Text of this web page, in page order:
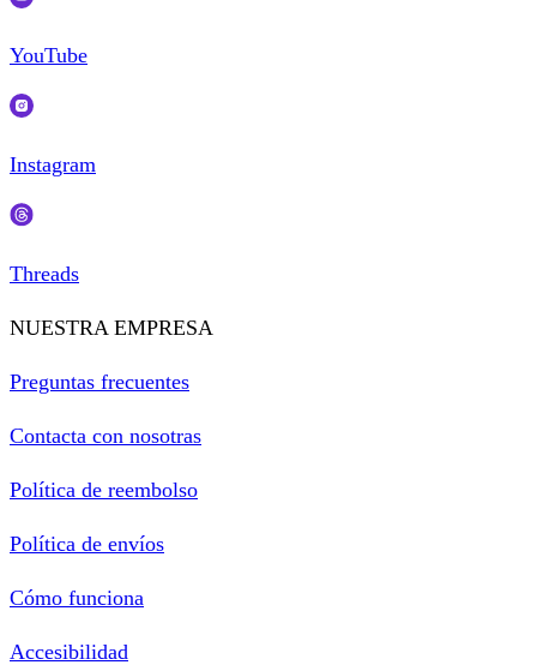
YouTube
Instagram
Threads
NUESTRA EMPRESA
Preguntas frecuentes
Contacta con nosotras
Política de reembolso
Política de envíos
Cómo funciona
Accesibilidad